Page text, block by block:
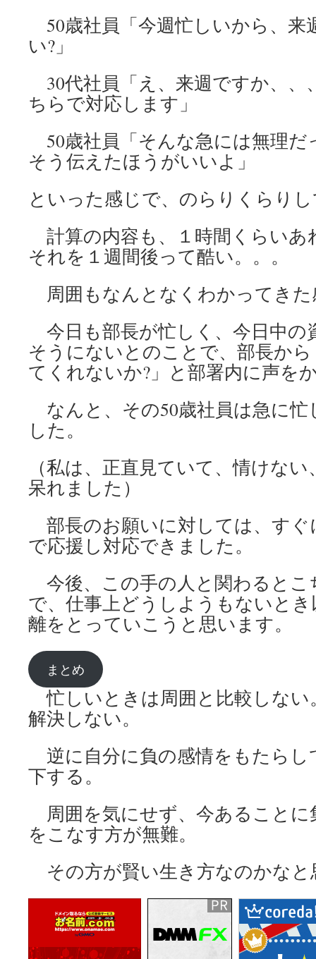
50歳社員「今週忙しいから、来
い?」
30代社員「え、来週ですか、、
ちらで対応します」
50歳社員「そんな急には無理だ
そう伝えたほうがいいよ」
といった感じで、のらりくらり
計算の内容も、１時間くらいあ
それを１週間後って酷い。。。
周囲もなんとなくわかってき
今日も部長が忙しく、今日中の
そうにないとのことで、部長か
てくれないか?」と部署内に声を
なんと、その50歳社員は急に
した。
（私は、正直見ていて、情けな
呆れました）
部長のお願いに対しては、すぐ
で応援し対応できました。
今後、この手の人と関わると
で、仕事上どうしようもないと
離をとっていこうと思います。
まとめ
忙しいときは周囲と比較しない
解決しない。
逆に自分に負の感情をもたらし
下する。
周囲を気にせず、今あることに
をこなす方が無難。
その方が賢い生き方なのかなと